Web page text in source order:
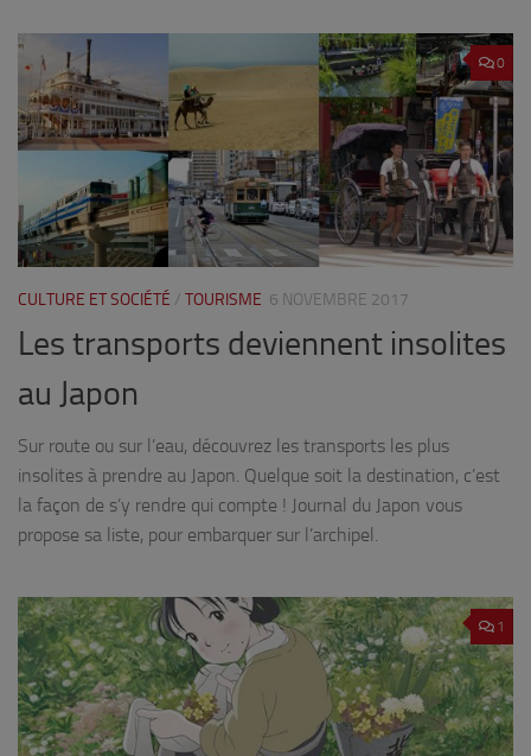
0
CULTURE ET SOCIÉTÉ / TOURISME 6 NOVEMBRE 2017
Les transports deviennent insolites
au Japon
Sur route ou sur l’eau, découvrez les transports les plus
insolites à prendre au Japon. Quelque soit la destination, c’est
la façon de s’y rendre qui compte ! Journal du Japon vous
propose sa liste, pour embarquer sur l’archipel.
1